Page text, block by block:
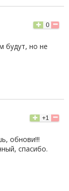
0
будут, но не
+1
обнови!!!
спасибо.